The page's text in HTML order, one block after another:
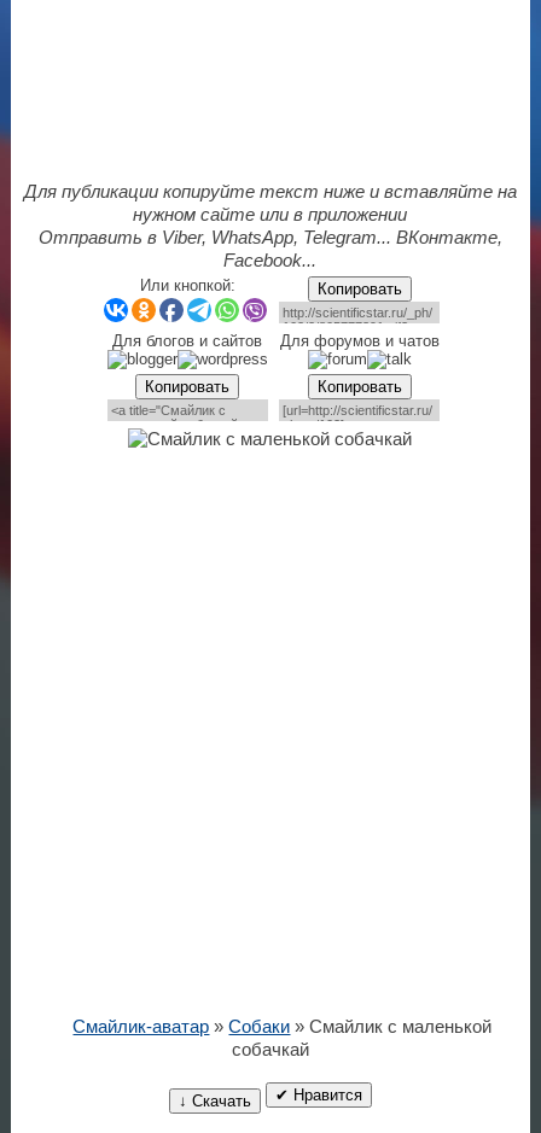
Для публикации копируйте текст ниже и вставляйте на
нужном сайте или в приложении
Отправить в Viber, WhatsApp, Telegram... ВКонтакте,
Facebook...
Или кнопкой: Копировать
Для блогов и сайтов Для форумов и чатов
Копировать Копировать
Смайлик-аватар »Собаки » Смайлик с маленькой
собачкай
↓ Скачать ✔ Нравится